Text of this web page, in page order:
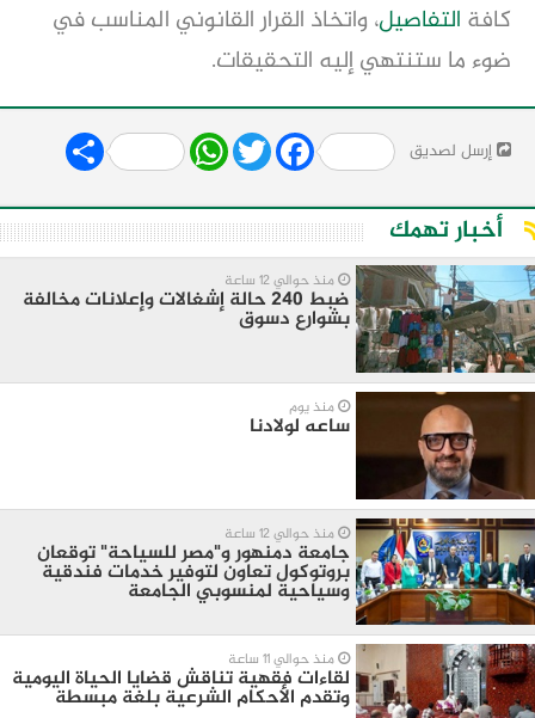
كافة التفاصيل
ضوء ما ستنتهي إليه التحقيقات.
إرسل لصديق Share WhatsApp
Twitter Facebook
أخبار تهمك
منذ حوالي 12 ساعة
ضبط 240 حالة إشغالات وإعلانات مخالفة
بشوارع دسوق
منذ يوم
ساعه لولادنا
منذ حوالي 12 ساعة
جامعة دمنهور و"مصر للسياحة" توقعان
بروتوكول تعاون لتوفير خدمات فندقية
وسياحية لمنسوبي الجامعة
منذ حوالي 11 ساعة
لقاءات فقهية تناقش قضايا الحياة اليومية
وتقدم الأحكام الشرعية بلغة مبسطة